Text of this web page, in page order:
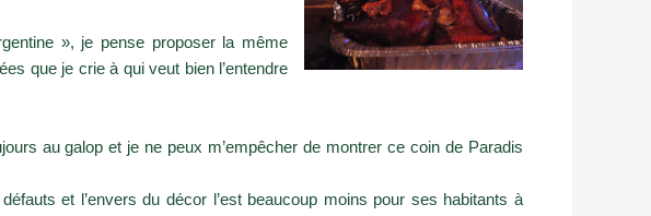
», je pense proposer la même
que je crie à qui veut bien l’entendre
au galop et je ne peux m’empêcher de montrer ce coin de Paradis
et l’envers du décor l’est beaucoup moins pour ses habitants à